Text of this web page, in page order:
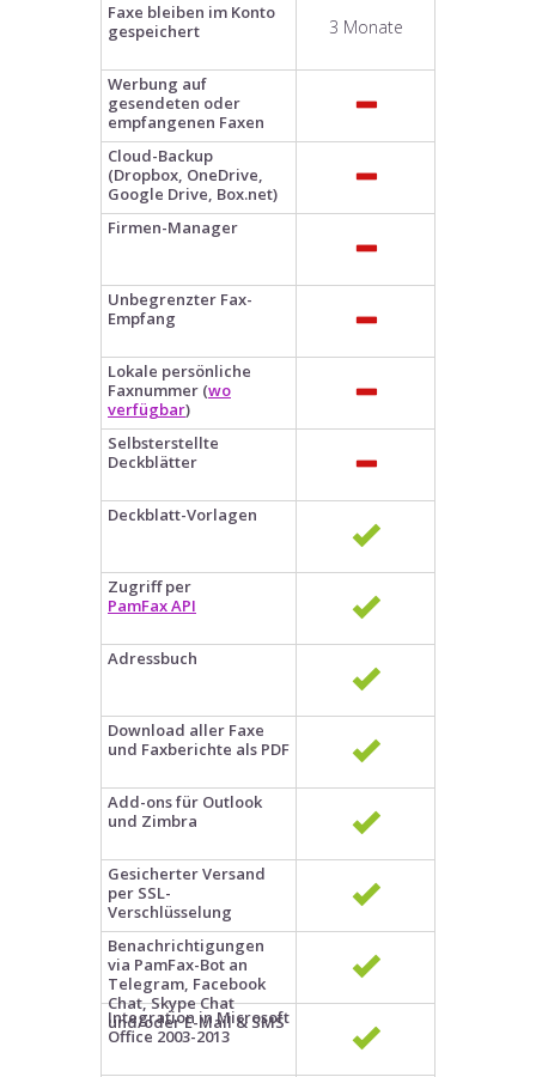
Faxe bleiben im Konto
gespeichert
Werbung auf
gesendeten oder
empfangenen Faxen
Cloud-Backup
(Dropbox, OneDrive,
Google Drive, Box.net)
Firmen-Manager
Unbegrenzter Fax-
Empfang
Lokale persönliche
Faxnummer (wo
verfügbar)
Selbsterstellte
Deckblätter
Deckblatt-Vorlagen
Zugriff per
PamFax API
Adressbuch
Download aller Faxe
und Faxberichte als PDF
Add-ons für Outlook
und Zimbra
Gesicherter Versand
per SSL-
Verschlüsselung
Benachrichtigungen
via PamFax-Bot an
Telegram, Facebook
Chat, Skype Chat
und/oder E-Mail & SMS
Integration in Microsoft
Office 2003-2013
3 Monate